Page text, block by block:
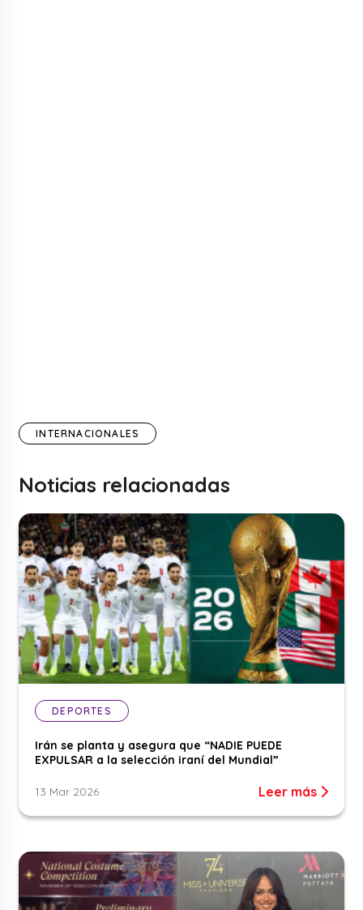
INTERNACIONALES
Noticias relacionadas
DEPORTES
Irán se planta y asegura que “NADIE PUEDE
EXPULSAR a la selección iraní del Mundial”
13 Mar 2026 Leer más